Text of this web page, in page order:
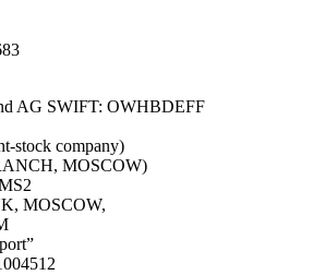
AG SWIFT: OWHBDEFF
stock company)
MOSCOW)
MOSCOW,